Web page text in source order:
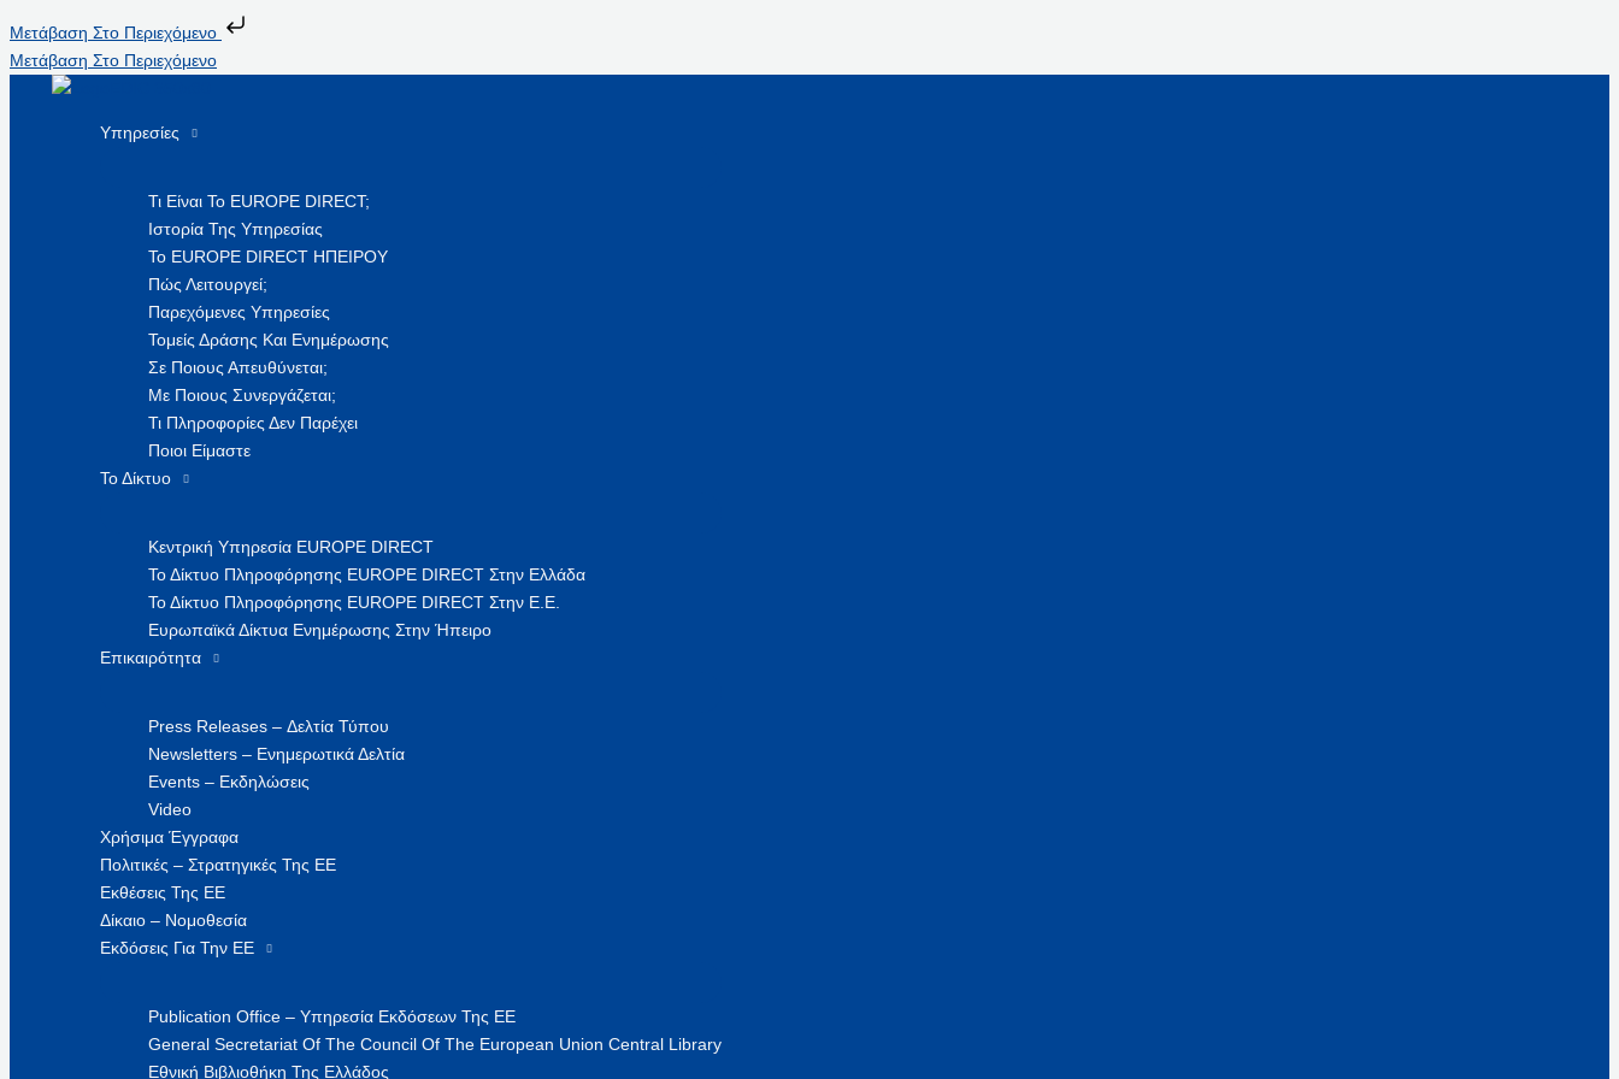
Μετάβαση Στο Περιεχόμενο
Μετάβαση Στο Περιεχόμενο
Υπηρεσίες
Τι Είναι Το EUROPE DIRECT;
Ιστορία Της Υπηρεσίας
Το EUROPE DIRECT ΗΠΕΙΡΟΥ
Πώς Λειτουργεί;
Παρεχόμενες Υπηρεσίες
Τομείς Δράσης Και Ενημέρωσης
Σε Ποιους Απευθύνεται;
Με Ποιους Συνεργάζεται;
Τι Πληροφορίες Δεν Παρέχει
Ποιοι Είμαστε
Το Δίκτυο
Κεντρική Υπηρεσία EUROPE DIRECT
Το Δίκτυο Πληροφόρησης EUROPE DIRECT Στην Ελλάδα
Το Δίκτυο Πληροφόρησης EUROPE DIRECT Στην Ε.Ε.
Ευρωπαϊκά Δίκτυα Ενημέρωσης Στην Ήπειρο
Επικαιρότητα
Press Releases – Δελτία Τύπου
Newsletters – Ενημερωτικά Δελτία
Events – Εκδηλώσεις
Video
Χρήσιμα Έγγραφα
Πολιτικές – Στρατηγικές Της ΕΕ
Εκθέσεις Της ΕΕ
Δίκαιο – Νομοθεσία
Εκδόσεις Για Την ΕΕ
Publication Office – Υπηρεσία Εκδόσεων Της ΕΕ
General Secretariat Of The Council Of The European Union Central Library
Εθνική Βιβλιοθήκη Της Ελλάδος